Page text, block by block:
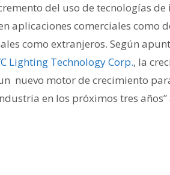
del uso de tecnologías
aplicaciones comerciales como
como extranjeros. Según
Lighting Technology Corp., la
nuevo motor de crecimiento
en los próximos tres años”